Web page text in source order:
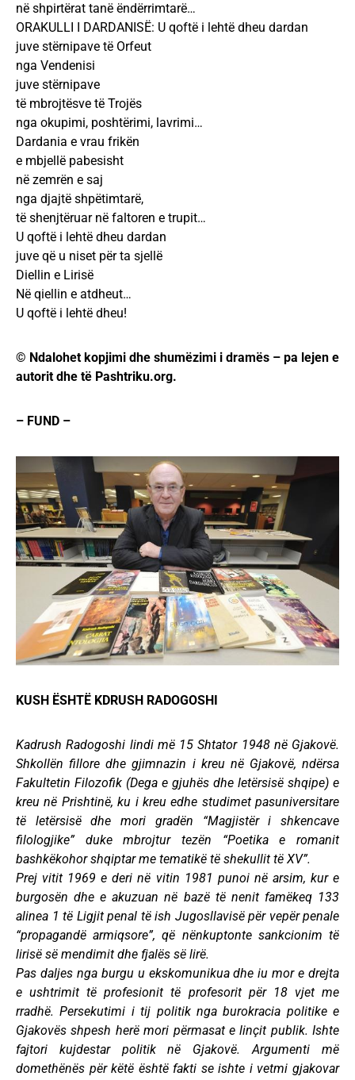
në shpirtërat tanë ëndërrimtarë…
ORAKULLI I DARDANISË: U qoftë i lehtë dheu dardan
juve stërnipave të Orfeut
nga Vendenisi
juve stërnipave
të mbrojtësve të Trojës
nga okupimi, poshtërimi, lavrimi…
Dardania e vrau frikën
e mbjellë pabesisht
në zemrën e saj
nga djajtë shpëtimtarë,
të shenjtëruar në faltoren e trupit…
U qoftë i lehtë dheu dardan
juve që u niset për ta sjellë
Diellin e Lirisë
Në qiellin e atdheut…
U qoftë i lehtë dheu!
© Ndalohet kopjimi dhe shumëzimi i dramës – pa lejen e
autorit dhe të Pashtriku.org.
– FUND –
KUSH ËSHTË KDRUSH RADOGOSHI
Kadrush Radogoshi lindi më 15 Shtator 1948 në Gjakovë.
Shkollën fillore dhe gjimnazin i kreu në Gjakovë, ndërsa
Fakultetin Filozofik (Dega e gjuhës dhe letërsisë shqipe) e
kreu në Prishtinë, ku i kreu edhe studimet pasuniversitare
të letërsisë dhe mori gradën “Magjistër i shkencave
filologjike” duke mbrojtur tezën “Poetika e romanit
bashkëkohor shqiptar me tematikë të shekullit të XV”.
Prej vitit 1969 e deri në vitin 1981 punoi në arsim, kur e
burgosën dhe e akuzuan në bazë të nenit famëkeq 133
alinea 1 të Ligjit penal të ish Jugosllavisë për vepër penale
“propagandë armiqsore”, që nënkuptonte sankcionim të
lirisë së mendimit dhe fjalës së lirë.
Pas daljes nga burgu u ekskomunikua dhe iu mor e drejta
e ushtrimit të profesionit të profesorit për 18 vjet me
rradhë. Persekutimi i tij politik nga burokracia politike e
Gjakovës shpesh herë mori përmasat e linçit publik. Ishte
fajtori kujdestar politik në Gjakovë. Argumenti më
domethënës për këtë është fakti se ishte i vetmi gjakovar